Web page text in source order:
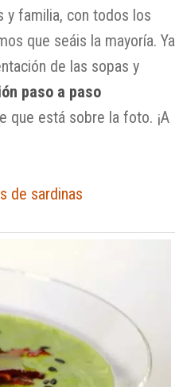
y familia, con todos los
que seáis la mayoría. Ya
de las sopas y
paso a paso
que está sobre la foto. ¡A
de sardinas